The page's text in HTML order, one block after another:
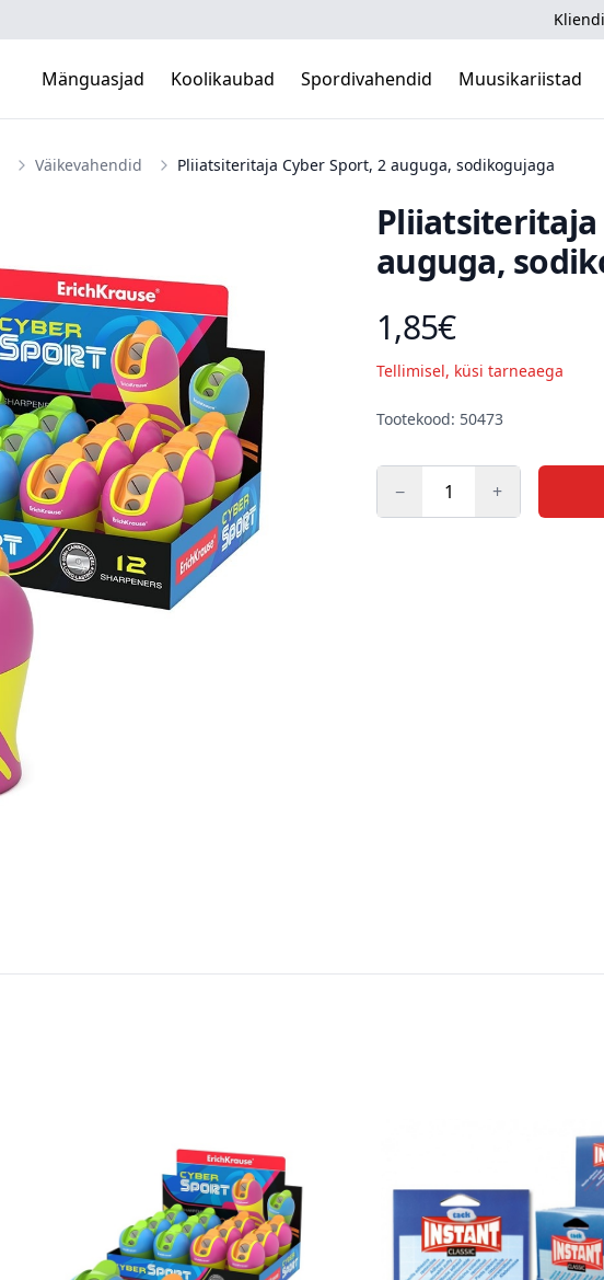
Mänguasjad Koolikaubad Spordivahendid Muusikariistad
Väikevahendid Pliiatsiteritaja Cyber Sport, 2 auguga, sodikogujaga
Pliiatsiteritaja
auguga,
Toote hind
1,85€
Tellimisel, küsi tarneaega
Kirjeldus
Tootekood: 50473
− +